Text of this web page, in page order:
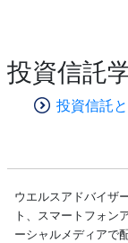
投資信託
投資信託
ウエルスアドバイザ
ト、スマートフォン
ーシャルメディアで